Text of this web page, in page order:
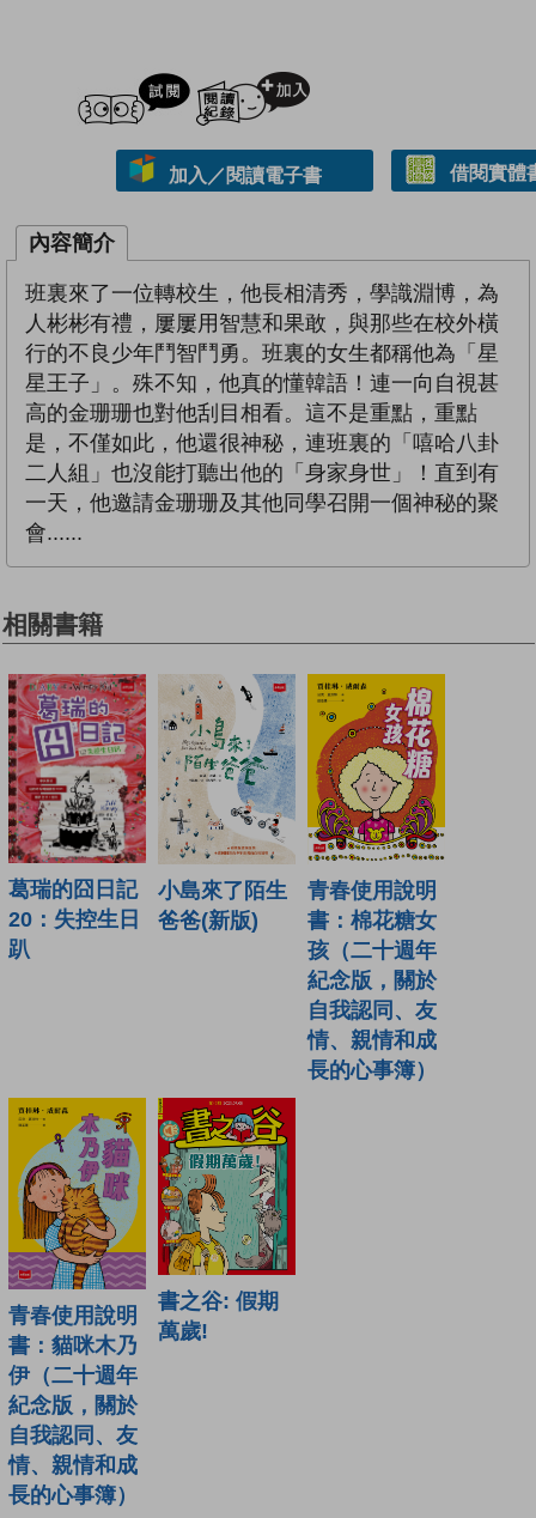
試閲
加入／閱讀電子書 借閱實體
內容簡介
班裏來了一位轉校生，他長相清秀，學識淵博，為
人彬彬有禮，屢屢用智慧和果敢，與那些在校外橫
行的不良少年鬥智鬥勇。班裏的女生都稱他為「星
星王子」。殊不知，他真的懂韓語！連一向自視甚
高的金珊珊也對他刮目相看。這不是重點，重點
是，不僅如此，他還很神秘，連班裏的「嘻哈八卦
二人組」也沒能打聽出他的「身家身世」！直到有
一天，他邀請金珊珊及其他同學召開一個神秘的聚
會......
相關書籍
葛瑞的囧日記
20：失控生日
趴
小島來了陌生
爸爸(新版)
青春使用說明
書：棉花糖女
孩（二十週年
紀念版，關於
自我認同、友
情、親情和成
長的心事簿）
青春使用說明
書：貓咪木乃
伊（二十週年
紀念版，關於
自我認同、友
情、親情和成
長的心事簿）
書之谷: 假期
萬歲!